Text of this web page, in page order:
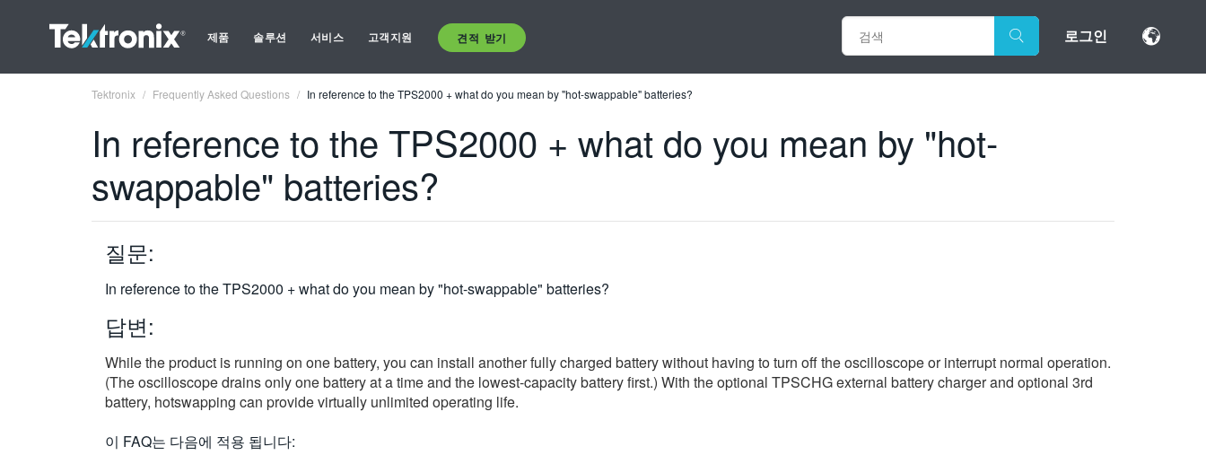
제품 솔루션 서비스 고객지원 견적 받기 로그인
Tektronix Frequently Asked Questions In reference to the TPS2000 + what do you mean by "hot-swappable" batteries?
In reference to the TPS2000 + what do you mean by "hot-
swappable" batteries?
질문:
In reference to the TPS2000 + what do you mean by "hot-swappable" batteries?
답변:
While the product is running on one battery, you can install another fully charged battery without having to turn off the oscilloscope or interrupt normal operation.
(The oscilloscope drains only one battery at a time and the lowest-capacity battery first.) With the optional TPSCHG external battery charger and optional 3rd
battery, hotswapping can provide virtually unlimited operating life.
이 FAQ는 다음에 적용 됩니다: